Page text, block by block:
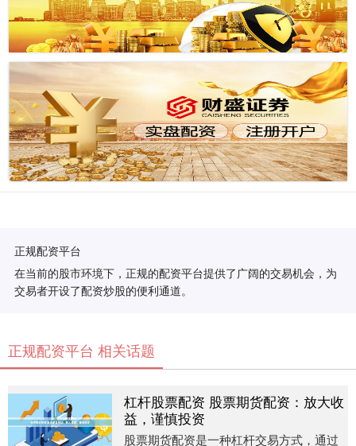
正规配资平台
在当前的股市环境下，正规的配资平台提供了广阔的交易机会，为
交易者开设了配资炒股的便利通道。
正规配资平台 相关话题
杠杆股票配资 股票期货配资：放大收
益，谨慎投资
股票期货配资是一种杠杆交易方式，通过